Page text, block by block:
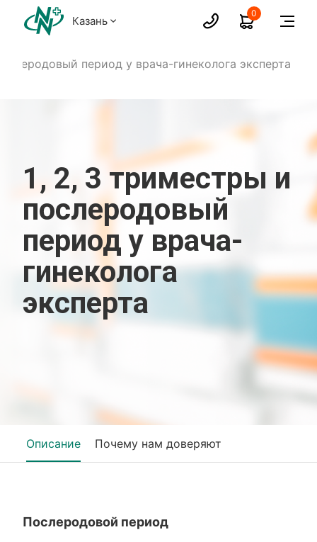
Казань
0
период у врача-гинеколога эксперта
1, 2, 3 триместры и
послеродовый
период у врача-
гинеколога
эксперта
Описание Почему нам доверяют
Послеродовой период